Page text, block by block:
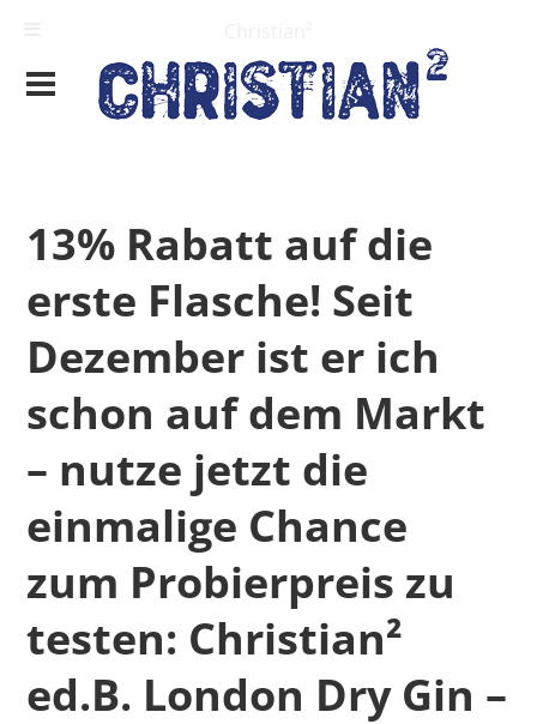
13% Rabatt auf die
erste Flasche! Seit
Dezember ist er ich
schon auf dem Markt
– nutze jetzt die
einmalige Chance
zum Probierpreis zu
testen: Christian²
ed.B. London Dry Gin –